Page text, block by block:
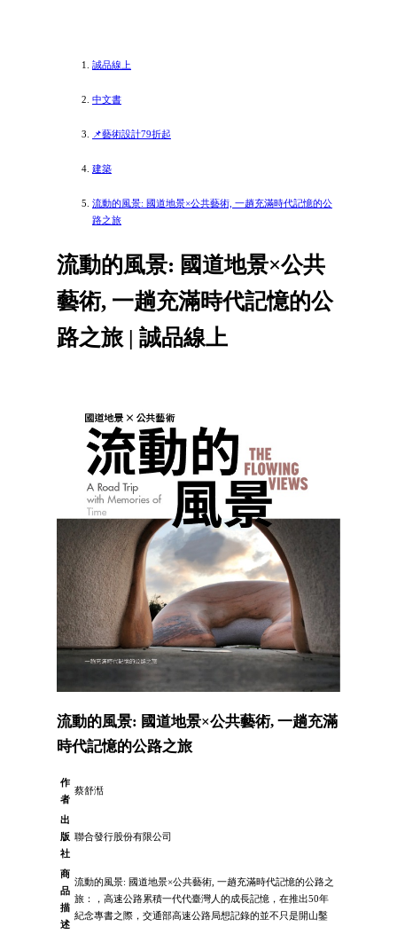
誠品線上
中文書
📌藝術設計79折起
建築
流動的風景: 國道地景×公共藝術, 一趟充滿時代記憶的公
路之旅
流動的風景: 國道地景×公共
藝術, 一趟充滿時代記憶的公
路之旅 | 誠品線上
流動的風景: 國道地景×公共藝術, 一趟充滿
時代記憶的公路之旅
作
者
蔡舒湉
出
版
社
聯合發行股份有限公司
商
品
描
述
流動的風景: 國道地景×公共藝術, 一趟充滿時代記憶的公路之
旅：，高速公路累積一代代臺灣人的成長記憶，在推出50年
紀念專書之際，交通部高速公路局想記錄的並不只是開山鑿